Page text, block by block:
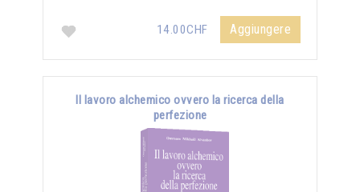
14.00CHF Aggiungere
Il lavoro alchemico ovvero la ricerca della
perfezione